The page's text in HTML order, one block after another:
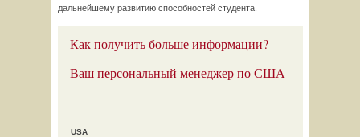
дальнейшему развитию способностей студента.
Как получить больше информации?
Ваш персональный менеджер по США
USA